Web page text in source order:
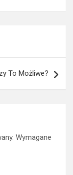
To Możliwe?
Wymagane